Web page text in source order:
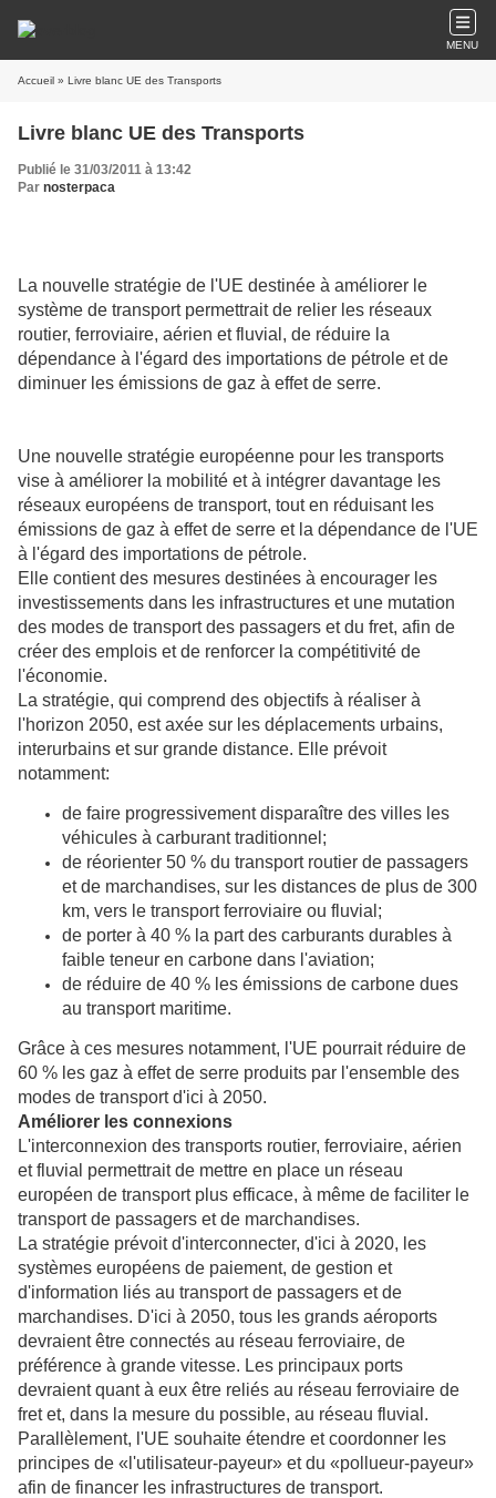
MENU
Accueil » Livre blanc UE des Transports
Livre blanc UE des Transports
Publié le 31/03/2011 à 13:42
Par nosterpaca
La nouvelle stratégie de l'UE destinée à améliorer le
système de transport permettrait de relier les réseaux
routier, ferroviaire, aérien et fluvial, de réduire la
dépendance à l'égard des importations de pétrole et de
diminuer les émissions de gaz à effet de serre.
Une nouvelle stratégie européenne pour les transports
vise à améliorer la mobilité et à intégrer davantage les
réseaux européens de transport, tout en réduisant les
émissions de gaz à effet de serre et la dépendance de l'UE
à l'égard des importations de pétrole.
Elle contient des mesures destinées à encourager les
investissements dans les infrastructures et une mutation
des modes de transport des passagers et du fret, afin de
créer des emplois et de renforcer la compétitivité de
l'économie.
La stratégie, qui comprend des objectifs à réaliser à
l'horizon 2050, est axée sur les déplacements urbains,
interurbains et sur grande distance. Elle prévoit
notamment:
de faire progressivement disparaître des villes les
véhicules à carburant traditionnel;
de réorienter 50 % du transport routier de passagers
et de marchandises, sur les distances de plus de 300
km, vers le transport ferroviaire ou fluvial;
de porter à 40 % la part des carburants durables à
faible teneur en carbone dans l'aviation;
de réduire de 40 % les émissions de carbone dues
au transport maritime.
Grâce à ces mesures notamment, l'UE pourrait réduire de
60 % les gaz à effet de serre produits par l'ensemble des
modes de transport d'ici à 2050.
Améliorer les connexions
L'interconnexion des transports routier, ferroviaire, aérien
et fluvial permettrait de mettre en place un réseau
européen de transport plus efficace, à même de faciliter le
transport de passagers et de marchandises.
La stratégie prévoit d'interconnecter, d'ici à 2020, les
systèmes européens de paiement, de gestion et
d'information liés au transport de passagers et de
marchandises. D'ici à 2050, tous les grands aéroports
devraient être connectés au réseau ferroviaire, de
préférence à grande vitesse. Les principaux ports
devraient quant à eux être reliés au réseau ferroviaire de
fret et, dans la mesure du possible, au réseau fluvial.
Parallèlement, l'UE souhaite étendre et coordonner les
principes de «l'utilisateur-payeur» et du «pollueur-payeur»
afin de financer les infrastructures de transport.